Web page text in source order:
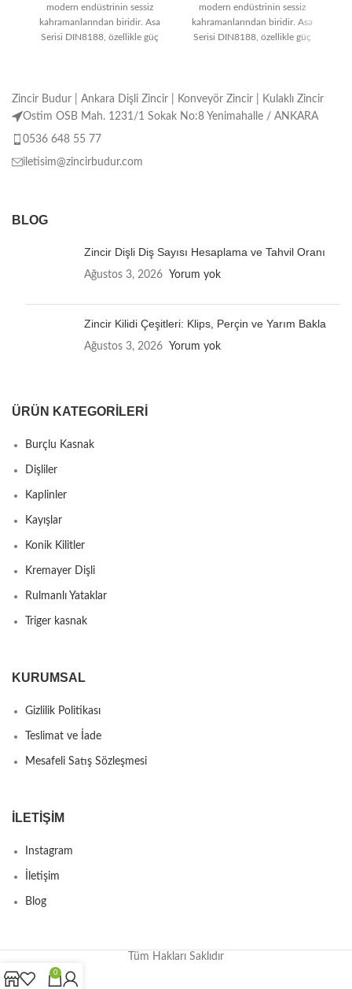
modern endüstrinin sessiz
kahramanlarından biridir. Asa
Serisi DIN8188, özellikle güç
modern endüstrinin sessiz
kahramanlarından biridir. Asa
Serisi DIN8188, özellikle güç
Zincir Budur | Ankara Dişli Zincir | Konveyör Zincir | Kulaklı Zincir
Ostim OSB Mah. 1231/1 Sokak No:8 Yenimahalle / ANKARA
0536 648 55 77
iletisim@zincirbudur.com
BLOG
Zincir Dişli Diş Sayısı Hesaplama ve Tahvil Oranı
Ağustos 3, 2026 Yorum yok
Zincir Kilidi Çeşitleri: Klips, Perçin ve Yarım Bakla
Ağustos 3, 2026 Yorum yok
ÜRÜN KATEGORILERI
Burçlu Kasnak
Dişliler
Kaplinler
Kayışlar
Konik Kilitler
Kremayer Dişli
Rulmanlı Yataklar
Triger kasnak
KURUMSAL
Gizlilik Politikası
Teslimat ve İade
Mesafeli Satış Sözleşmesi
İLETIŞIM
Instagram
İletişim
Blog
Tüm Hakları Saklıdır
0